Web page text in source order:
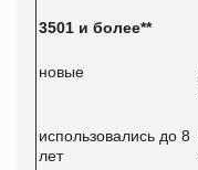
3501 и более**
новые
использовались до 8
лет